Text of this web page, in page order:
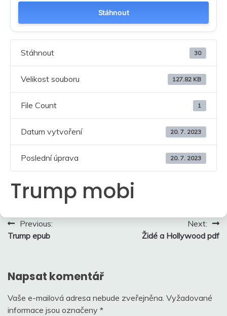
Stáhnout
Stáhnout 30
Velikost souboru 127.82 KB
File Count 1
Datum vytvoření 20. 7. 2023
Poslední úprava 20. 7. 2023
Trump mobi
Navigace
pro
Previous:
Trump epub
Next:
Židé a Hollywood pdf
Napsat komentář
Vaše e-mailová adresa nebude zveřejněna. Vyžadované
informace jsou označeny *